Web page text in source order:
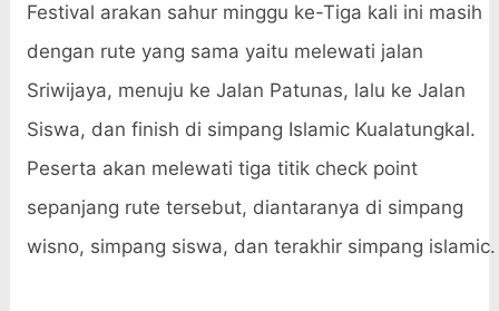
Festival arakan sahur minggu ke-Tiga kali ini masih
dengan rute yang sama yaitu melewati jalan
Sriwijaya, menuju ke Jalan Patunas, lalu ke Jalan
Siswa, dan finish di simpang Islamic Kualatungkal.
Peserta akan melewati tiga titik check point
sepanjang rute tersebut, diantaranya di simpang
wisno, simpang siswa, dan terakhir simpang islamic.